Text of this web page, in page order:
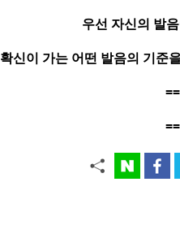
우선 자신의 발
확신이 가는 어떤 발음의 기준
==
==